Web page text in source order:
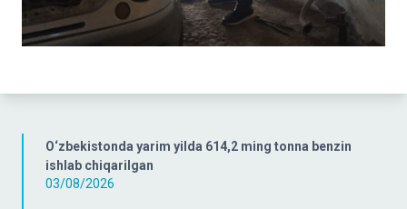
O‘zbekistonda yarim yilda 614,2 ming tonna benzin
ishlab chiqarilgan
03/08/2026